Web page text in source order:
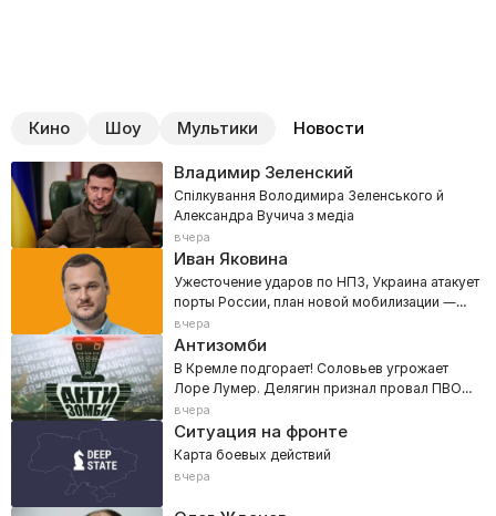
Кино Шоу Мультики Новости
Владимир Зеленский
Спілкування Володимира Зеленського й
Александра Вучича з медіа
вчера
Иван Яковина
Ужесточение ударов по НПЗ, Украина атакует
порты России, план новой мобилизации —
800 тысяч
вчера
Антизомби
В Кремле подгорает! Соловьев угрожает
Лоре Лумер. Делягин признал провал ПВО
РФ
вчера
Ситуация на фронте
Карта боевых действий
вчера